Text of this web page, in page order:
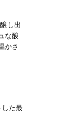
し出
な酸
かさ
た最